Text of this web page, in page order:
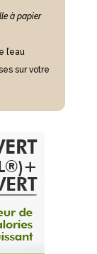
à papier
l’eau
sur votre